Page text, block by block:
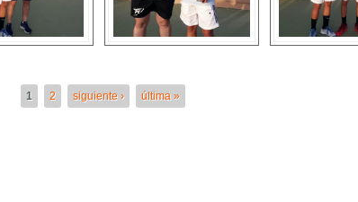
1 2 siguiente › última »